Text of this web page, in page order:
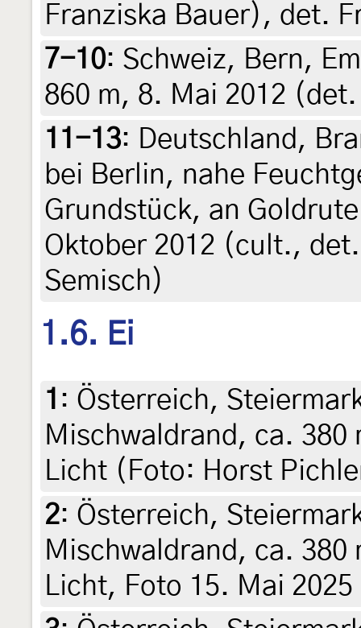
Franziska Bauer), det.
7-10: Schweiz, Bern,
860 m, 8. Mai 2012
11-13: Deutschland,
bei Berlin, nahe
Grundstück, an
Oktober 2012 (cult.,
Semisch)
1.6. Ei
1 : Österreich,
Mischwaldrand, ca.
Licht (Foto: Horst
2: Österreich,
Mischwaldrand, ca. 380
Licht, Foto 15. Mai